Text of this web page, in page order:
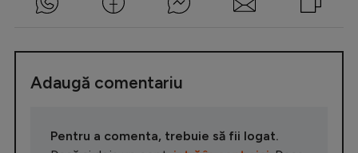
Adaugă comentariu
Pentru a comenta, trebuie să fii logat.